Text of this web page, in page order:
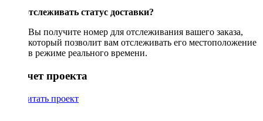
Как отслеживать статус доставки?
Вы получите номер для отслеживания вашего заказа,
который позволит вам отслеживать его местоположение
в режиме реального времени.
Рассчет проекта
Рассчитать проект